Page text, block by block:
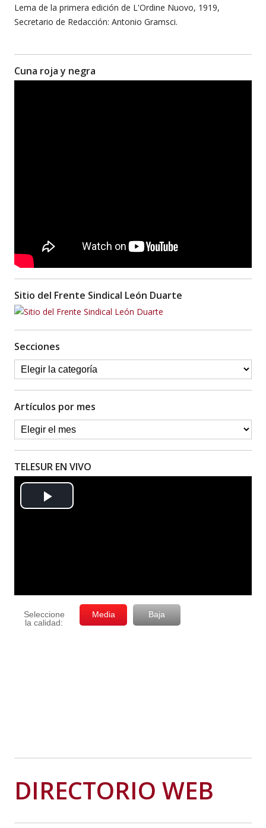
Lema de la primera edición de L'Ordine Nuovo, 1919,
Secretario de Redacción: Antonio Gramsci.
Cuna roja y negra
Sitio del Frente Sindical León Duarte
Secciones
Artículos por mes
TELESUR EN VIVO
DIRECTORIO WEB